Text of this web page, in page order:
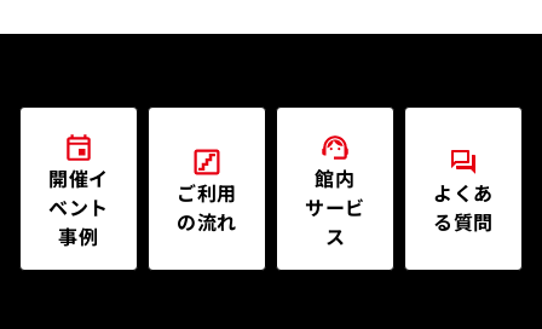
開催イ
ベント
事例
ご利用
の流れ
館内
サービ
ス
よくあ
る質問